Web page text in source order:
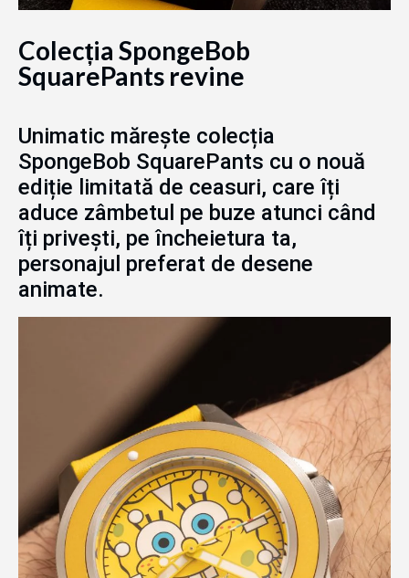
Colecția SpongeBob
SquarePants revine
Unimatic mărește colecția
SpongeBob SquarePants cu o nouă
ediție limitată de ceasuri, care îți
aduce zâmbetul pe buze atunci când
îți privești, pe încheietura ta,
personajul preferat de desene
animate.